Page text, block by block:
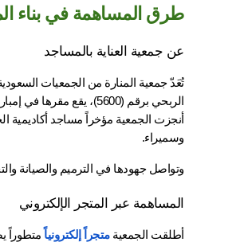
طرق المساهمة في بناء
عن جمعية العناية بالمساجد
وسميراء.
وتواصل جهودها في الترميم والصيانة
المساهمة عبر المتجر الإلكتروني
أطلقت الجمعية متجراً إلكترونياً متطوراً